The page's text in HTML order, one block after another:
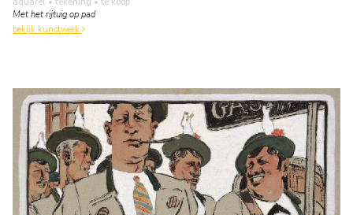
Met het rijtuig op pad
bekijk kunstwerk